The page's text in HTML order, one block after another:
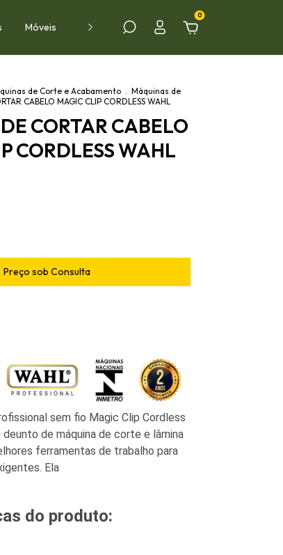
Móveis Ambientes PROMOÇÕES
0
de Corte e Acabamento . Máquinas de
CABELO MAGIC CLIP CORDLESS WAHL
CORTAR CABELO
CORDLESS WAHL
sem fio Magic Clip Cordless
deunto de máquina de corte e lâmina
ferramentas de trabalho para
Ela
do produto: